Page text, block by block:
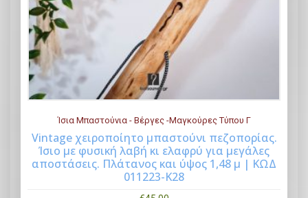
Buy Now
Ίσια Μπαστούνια - Βέργες -Μαγκούρες Τύπου Γ
Vintage χειροποίητο μπαστούνι πεζοπορίας.
Ίσιο με φυσική λαβή κι ελαφρύ για μεγάλες
αποστάσεις. Πλάτανος και ύψος 1,48 μ | ΚΩΔ
011223-Κ28